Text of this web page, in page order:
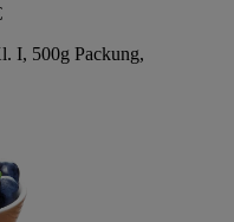
I, 500g Packung,